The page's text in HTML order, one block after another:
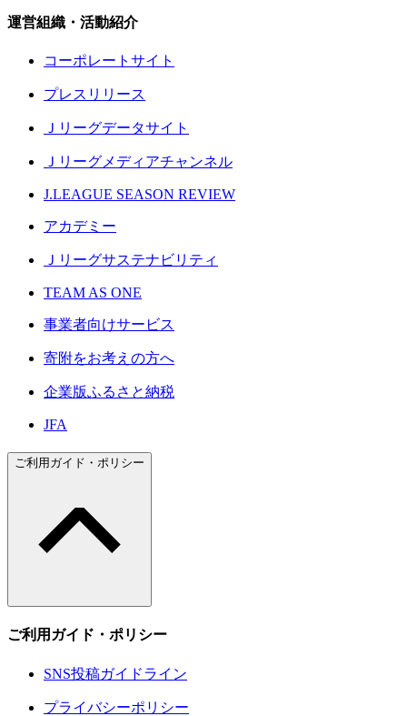
運営組織・活動紹介
コーポレートサイト
プレスリリース
Ｊリーグデータサイト
Ｊリーグメディアチャンネル
J.LEAGUE SEASON REVIEW
アカデミー
Ｊリーグサステナビリティ
TEAM AS ONE
事業者向けサービス
寄附をお考えの方へ
企業版ふるさと納税
JFA
ご利用ガイド・ポリシー
ご利用ガイド・ポリシー
SNS投稿ガイドライン
プライバシーポリシー